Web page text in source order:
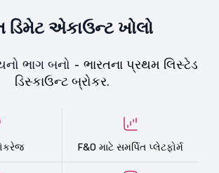
ડિમેટ એકાઉન્ટ ખોલો
ભાગ બનો - ભારતના પ્રથમ લિસ્ટેડ
ડિસ્કાઉન્ટ બ્રોકર.
F&O માટે સમર્પિત પ્લેટફોર્મ